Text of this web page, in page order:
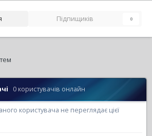
Підпищиків 0
0 користувачів онлайн
користувача не переглядає цієї